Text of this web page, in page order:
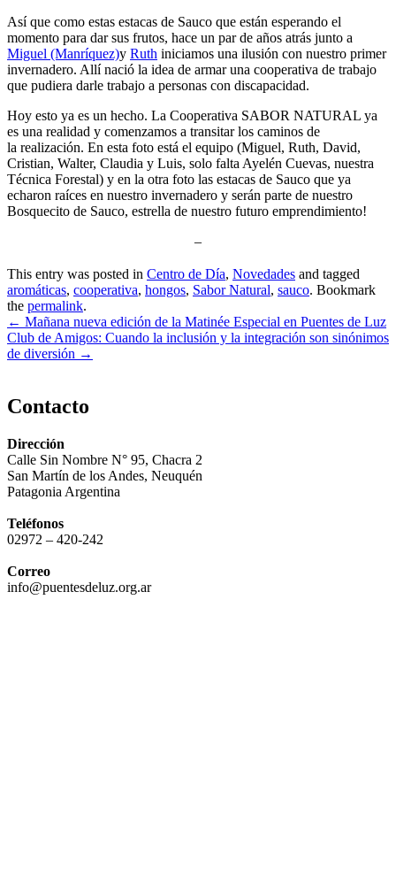
Así que como estas estacas de Sauco que están esperando el
momento para dar sus frutos, hace un par de años atrás junto a
Miguel (Manríquez)y Ruth iniciamos una ilusión con nuestro primer
invernadero. Allí nació la idea de armar una cooperativa de trabajo
que pudiera darle trabajo a personas con discapacidad.
Hoy esto ya es un hecho. La Cooperativa SABOR NATURAL ya
es una realidad y comenzamos a transitar los caminos de
la realización. En esta foto está el equipo (Miguel, Ruth, David,
Cristian, Walter, Claudia y Luis, solo falta Ayelén Cuevas, nuestra
Técnica Forestal) y en la otra foto las estacas de Sauco que ya
echaron raíces en nuestro invernadero y serán parte de nuestro
Bosquecito de Sauco, estrella de nuestro futuro emprendimiento!
–
This entry was posted in Centro de Día, Novedades and tagged
aromáticas, cooperativa, hongos, Sabor Natural, sauco. Bookmark
the permalink.
Navegar
entradas
← Mañana nueva edición de la Matinée Especial en Puentes de Luz
Club de Amigos: Cuando la inclusión y la integración son sinónimos
de diversión →
Contacto
Dirección
Calle Sin Nombre N° 95, Chacra 2
San Martín de los Andes, Neuquén
Patagonia Argentina
Teléfonos
02972 – 420-242
Correo
info@puentesdeluz.org.ar